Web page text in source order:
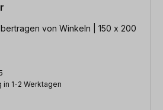
von Winkeln | 150 x 200
in 1-2 Werktagen